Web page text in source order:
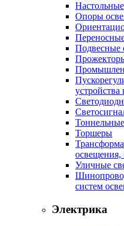
Опоры
Подвесные
Торшеры
Уличные
систем
Электрика